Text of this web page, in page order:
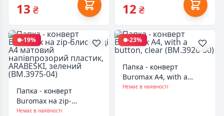
13 ₴ 12 ₴
-19%
Папка - конверт
Buromax на zip-
блискавці А4 матовий
Немає в наявності
-23%
Папка - конверт
Buromax А4, with a
button, clear (BM.3926-
Немає в наявності